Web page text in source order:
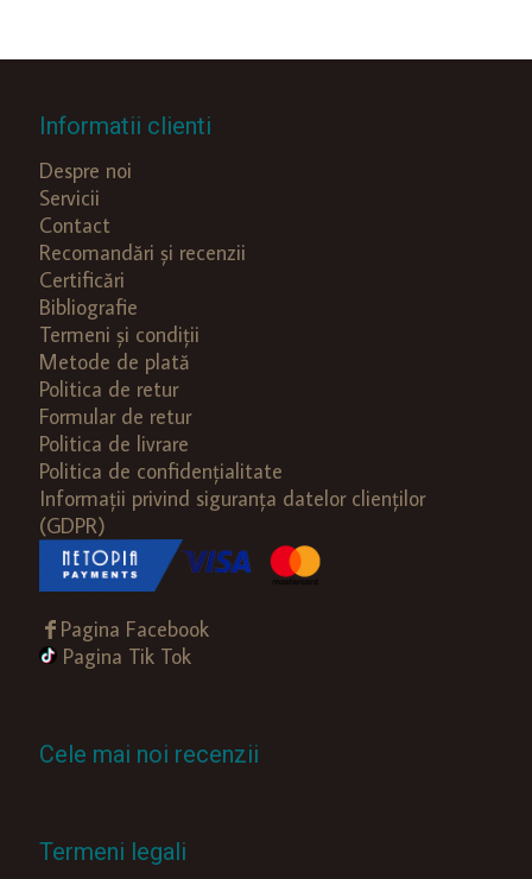
Informatii clienti
Despre noi
Servicii
Contact
Recomandări și recenzii
Certificări
Bibliografie
Termeni și condiții
Metode de plată
Politica de retur
Formular de retur
Politica de livrare
Politica de confidențialitate
Informații privind siguranța datelor clienților
(GDPR)
Pagina Facebook
Pagina Tik Tok
Cele mai noi recenzii
Termeni legali